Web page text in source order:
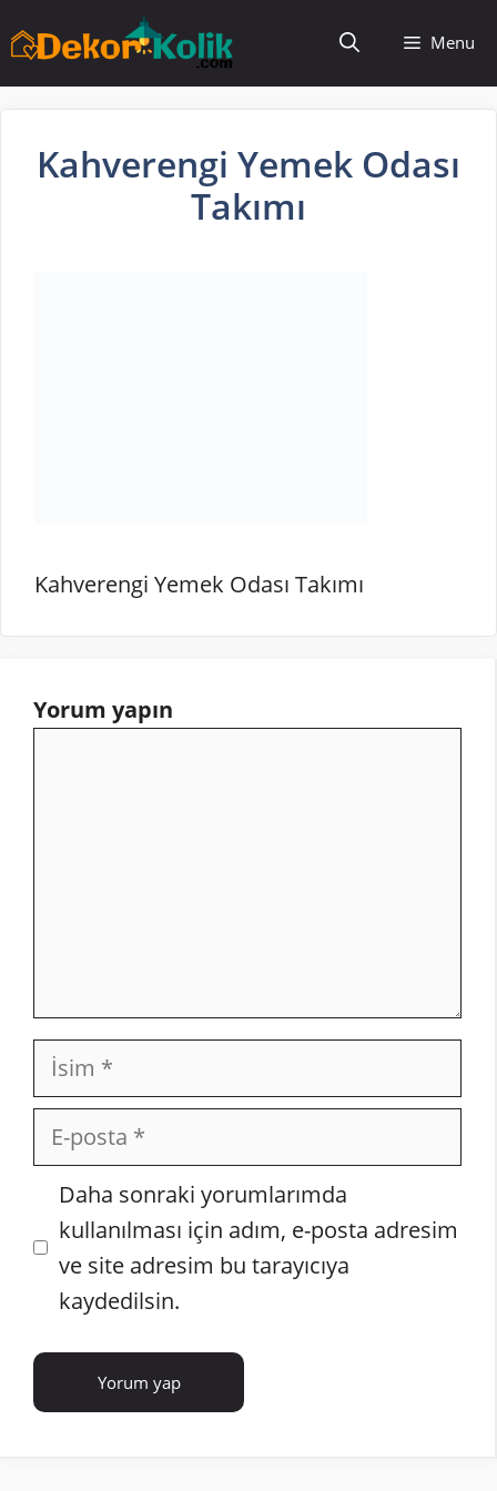
atla
Menu
Kahverengi Yemek Odası
Takımı
Kahverengi Yemek Odası Takımı
Yorum yapın
İsim
posta
İnternet
sitesi
Daha sonraki yorumlarımda
kullanılması için adım, e-posta adresim
ve site adresim bu tarayıcıya
kaydedilsin.